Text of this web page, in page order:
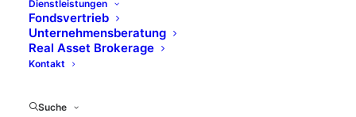
Dienstleistungen
Fondsvertrieb
Unternehmensberatung
Real Asset Brokerage
Kontakt
Suche